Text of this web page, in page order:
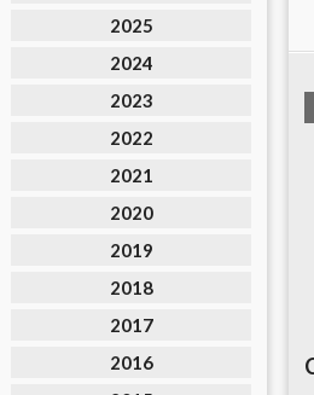
2025
2024
2023
2022
2021
2020
2019
2018
2017
2016